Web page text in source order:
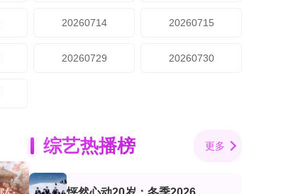
20260714 20260715
20260729 20260730
综艺热播榜 更多